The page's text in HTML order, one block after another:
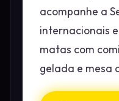
acompanhe a
internacionais
matas com
gelada e mesa